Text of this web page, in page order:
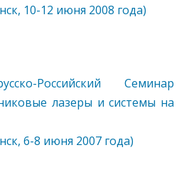
10-12 июня 2008 года)
Российский Семинар
лазеры и системы на
6-8 июня 2007 года)